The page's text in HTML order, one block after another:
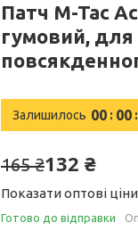
Патч M-Tac
гумовий,
Залишилось 00 00
165 ₴132 ₴
Показати оптові ціни
Готово до відправки